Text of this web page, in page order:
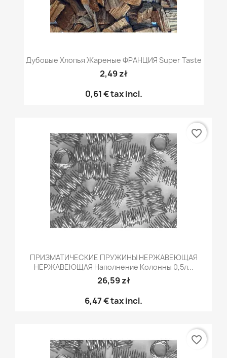
Дубовые Хлопья Жареные ФРАНЦИЯ Super Taste
2,49 zł
0,61 €tax incl.
ПРИЗМАТИЧЕСКИЕ ПРУЖИНЫ НЕРЖАВЕЮЩАЯ
НЕРЖАВЕЮЩАЯ Наполнение Колонны 0,5л...
26,59 zł
6,47 €tax incl.
favorite_border
favorite_border